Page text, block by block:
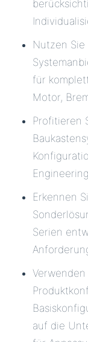
Nutzen Sie
für
Motor,
Profitieren
Erkennen
Serien
auf die